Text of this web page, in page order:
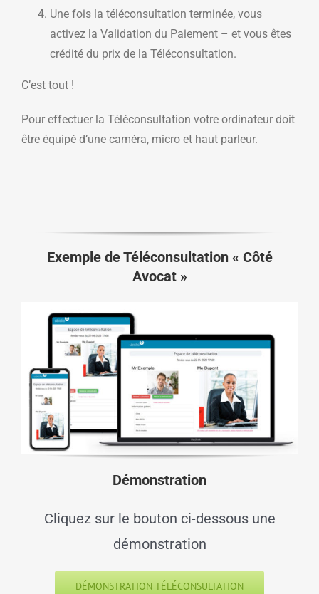
Une fois la téléconsultation terminée, vous
activez la Validation du Paiement – et vous êtes
crédité du prix de la Téléconsultation.
C’est tout !
Pour effectuer la Téléconsultation votre ordinateur doit
être équipé d’une caméra, micro et haut parleur.
Exemple de Téléconsultation « Côté
Avocat »
Démonstration
Cliquez sur le bouton ci-dessous une
démonstration
DÉMONSTRATION TÉLÉCONSULTATION